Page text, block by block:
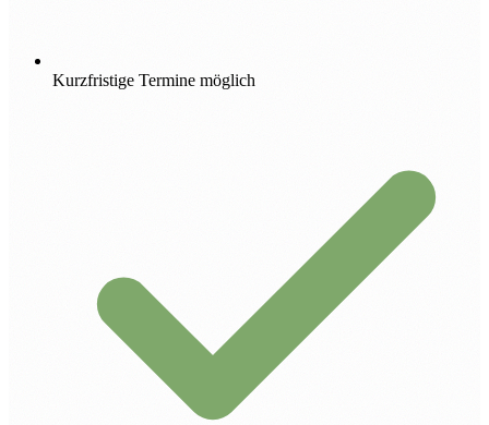
Kurzfristige Termine möglich